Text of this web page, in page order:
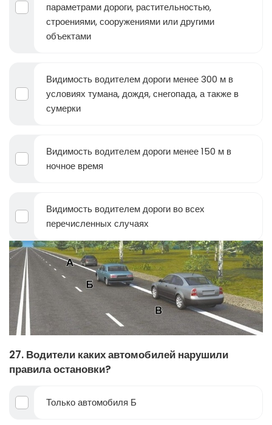
параметрами дороги, растительностью,
строениями, сооружениями или другими
объектами
Видимость водителем дороги менее 300 м в
условиях тумана, дождя, снегопада, а также в
сумерки
Видимость водителем дороги менее 150 м в
ночное время
Видимость водителем дороги во всех
перечисленных случаях
27. Водители каких автомобилей нарушили
правила остановки?
Только автомобиля Б